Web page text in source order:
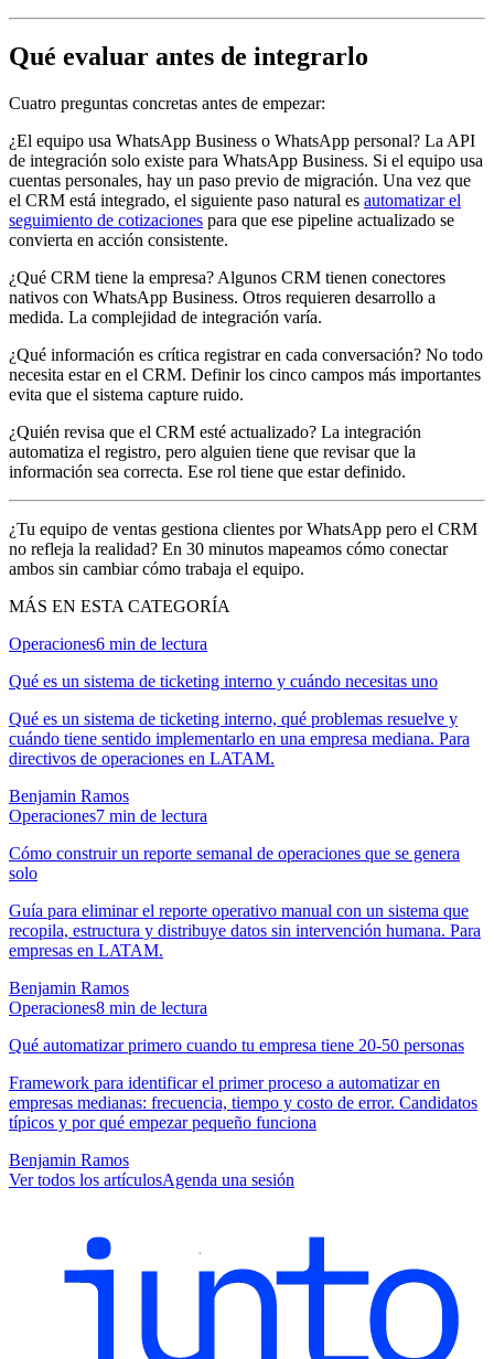
Qué evaluar antes de integrarlo
Cuatro preguntas concretas antes de empezar:
¿El equipo usa WhatsApp Business o WhatsApp personal? La API
de integración solo existe para WhatsApp Business. Si el equipo usa
cuentas personales, hay un paso previo de migración. Una vez que
el CRM está integrado, el siguiente paso natural es automatizar el
seguimiento de cotizaciones para que ese pipeline actualizado se
convierta en acción consistente.
¿Qué CRM tiene la empresa? Algunos CRM tienen conectores
nativos con WhatsApp Business. Otros requieren desarrollo a
medida. La complejidad de integración varía.
¿Qué información es crítica registrar en cada conversación? No todo
necesita estar en el CRM. Definir los cinco campos más importantes
evita que el sistema capture ruido.
¿Quién revisa que el CRM esté actualizado? La integración
automatiza el registro, pero alguien tiene que revisar que la
información sea correcta. Ese rol tiene que estar definido.
¿Tu equipo de ventas gestiona clientes por WhatsApp pero el CRM
no refleja la realidad? En 30 minutos mapeamos cómo conectar
ambos sin cambiar cómo trabaja el equipo.
MÁS EN ESTA CATEGORÍA
Operaciones6 min de lectura
Qué es un sistema de ticketing interno y cuándo necesitas uno
Qué es un sistema de ticketing interno, qué problemas resuelve y
cuándo tiene sentido implementarlo en una empresa mediana. Para
directivos de operaciones en LATAM.
Benjamin Ramos
Operaciones7 min de lectura
Cómo construir un reporte semanal de operaciones que se genera
solo
Guía para eliminar el reporte operativo manual con un sistema que
recopila, estructura y distribuye datos sin intervención humana. Para
empresas en LATAM.
Benjamin Ramos
Operaciones8 min de lectura
Qué automatizar primero cuando tu empresa tiene 20-50 personas
Framework para identificar el primer proceso a automatizar en
empresas medianas: frecuencia, tiempo y costo de error. Candidatos
típicos y por qué empezar pequeño funciona
Benjamin Ramos
Ver todos los artículosAgenda una sesión